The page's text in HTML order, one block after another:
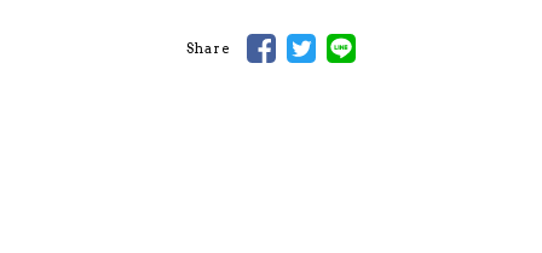
Share